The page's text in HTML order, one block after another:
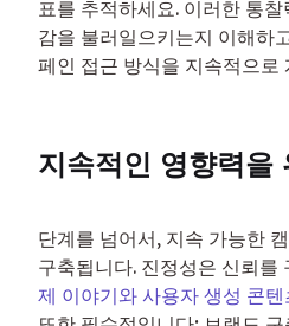
표를 추적하세요. 이러한 통
감을 불러일으키는지 이해하
페인 접근 방식을 지속적으로
지속적인 영향력을
단계를 넘어서, 지속 가능한
구축됩니다. 진정성은 신뢰를
제 이야기와 사용자 생성 콘